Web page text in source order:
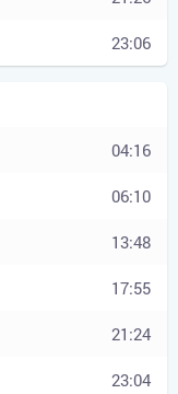
23:06
04:16
06:10
13:48
17:55
21:24
23:04